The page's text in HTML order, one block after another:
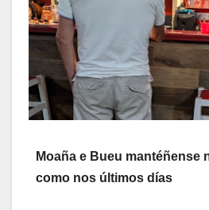
Moaña e Bueu mantéñense
como nos últimos días